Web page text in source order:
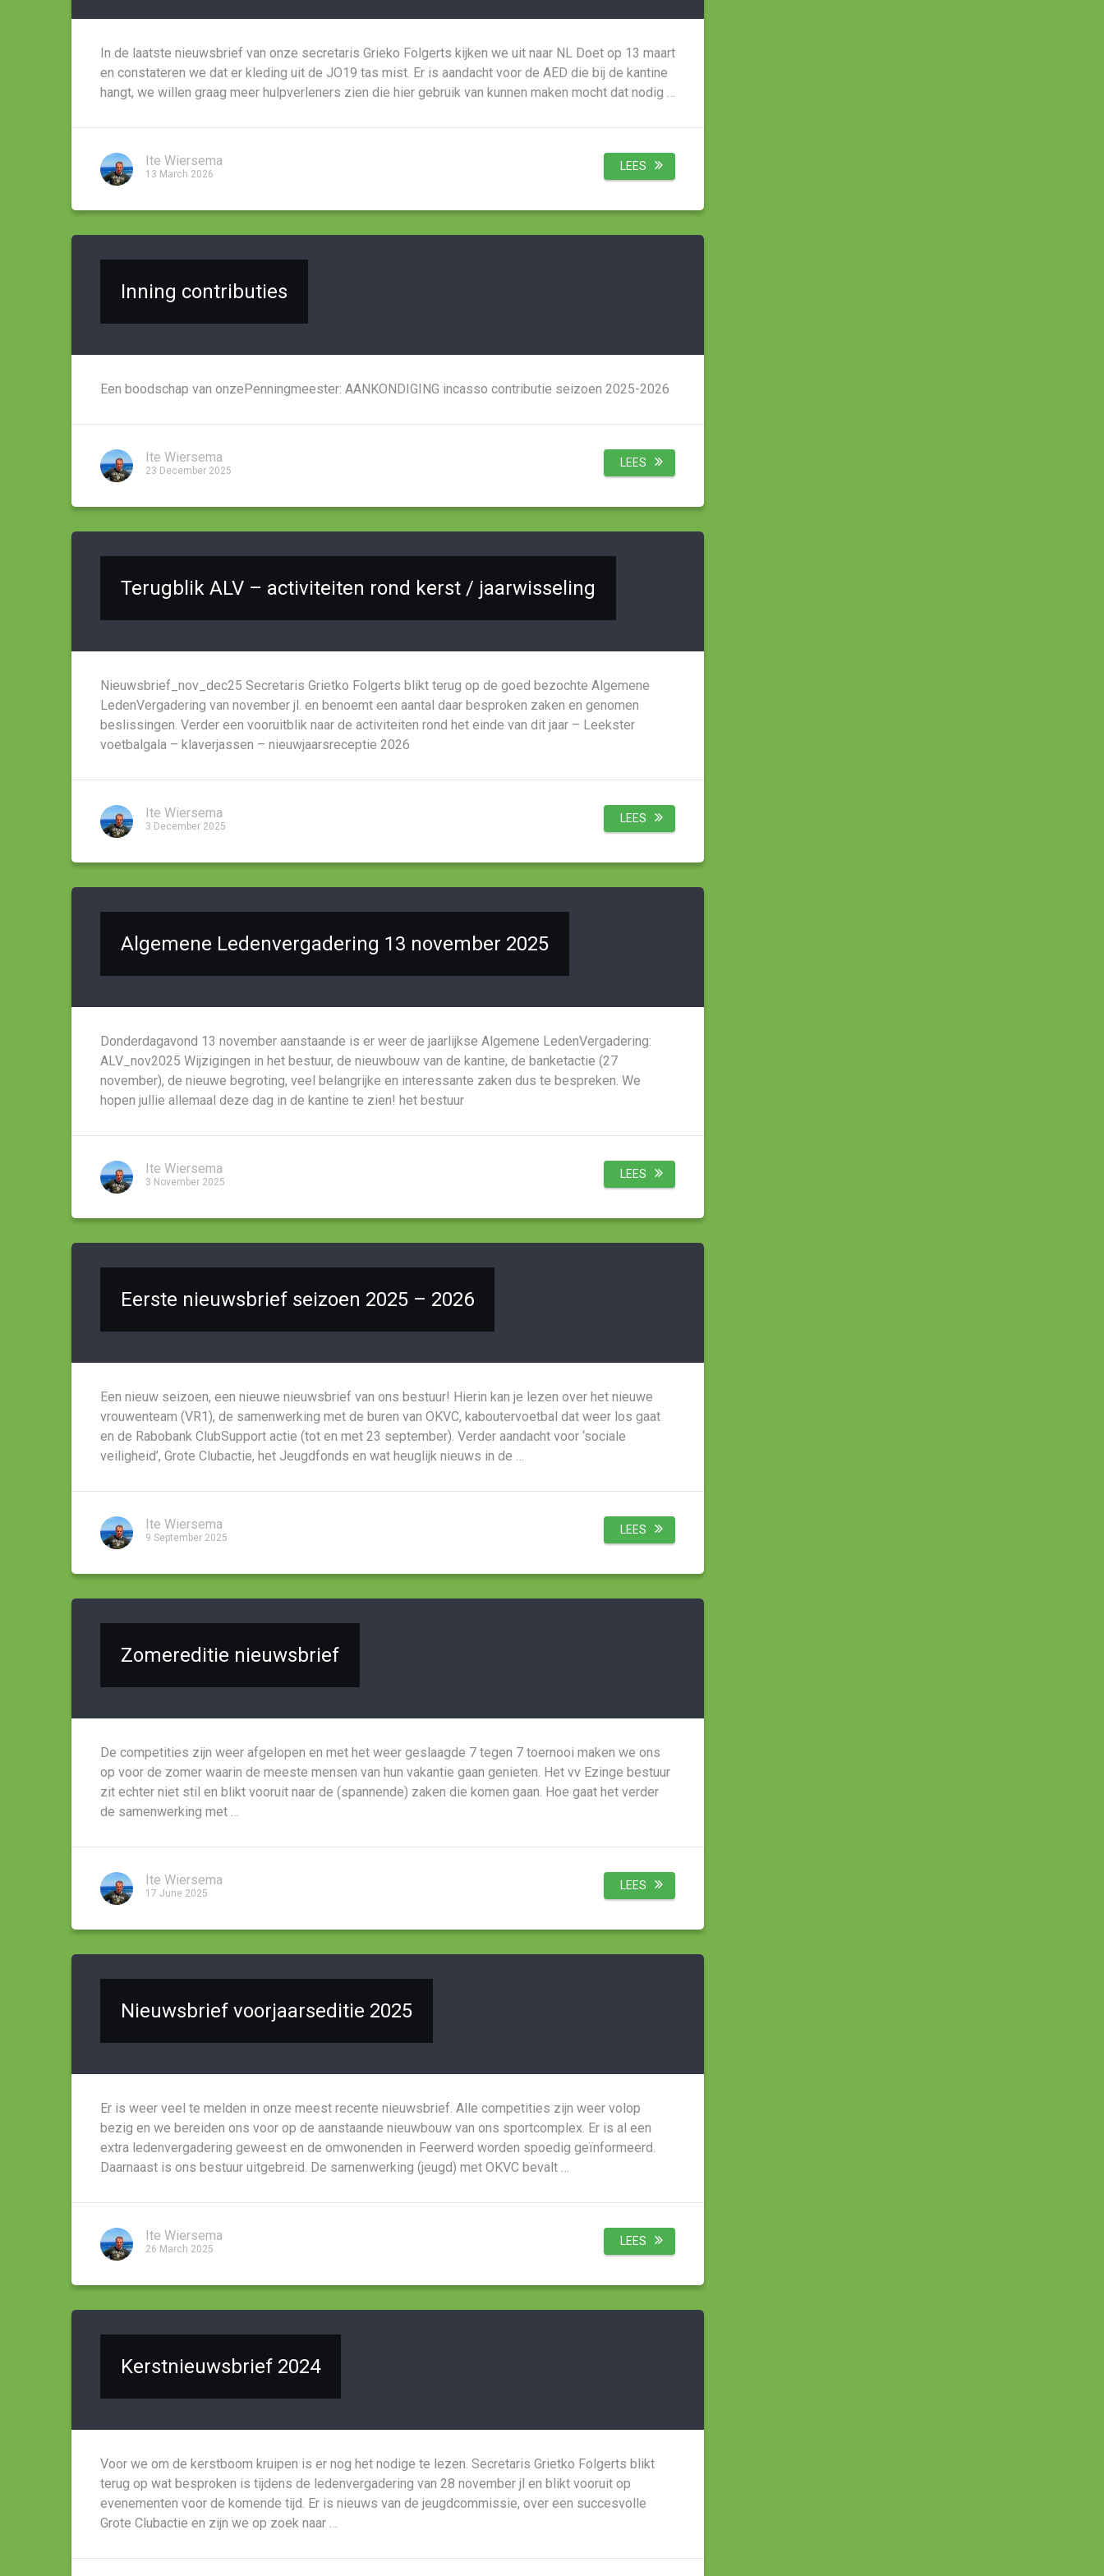
In de laatste nieuwsbrief van onze secretaris Grieko Folgerts kijken we uit naar NL Doet op 13 maart
en constateren we dat er kleding uit de JO19 tas mist. Er is aandacht voor de AED die bij de kantine
hangt, we willen graag meer hulpverleners zien die hier gebruik van kunnen maken mocht dat nodig …
LEES
Ite Wiersema
13 March 2026
Inning contributies
Een boodschap van onzePenningmeester: AANKONDIGING incasso contributie seizoen 2025-2026
LEES
Ite Wiersema
23 December 2025
Terugblik ALV – activiteiten rond kerst / jaarwisseling
Nieuwsbrief_nov_dec25 Secretaris Grietko Folgerts blikt terug op de goed bezochte Algemene
LedenVergadering van november jl. en benoemt een aantal daar besproken zaken en genomen
beslissingen. Verder een vooruitblik naar de activiteiten rond het einde van dit jaar – Leekster
voetbalgala – klaverjassen – nieuwjaarsreceptie 2026
LEES
Ite Wiersema
3 December 2025
Algemene Ledenvergadering 13 november 2025
Donderdagavond 13 november aanstaande is er weer de jaarlijkse Algemene LedenVergadering:
ALV_nov2025 Wijzigingen in het bestuur, de nieuwbouw van de kantine, de banketactie (27
november), de nieuwe begroting, veel belangrijke en interessante zaken dus te bespreken. We
hopen jullie allemaal deze dag in de kantine te zien! het bestuur
LEES
Ite Wiersema
3 November 2025
Eerste nieuwsbrief seizoen 2025 – 2026
Een nieuw seizoen, een nieuwe nieuwsbrief van ons bestuur! Hierin kan je lezen over het nieuwe
vrouwenteam (VR1), de samenwerking met de buren van OKVC, kaboutervoetbal dat weer los gaat
en de Rabobank ClubSupport actie (tot en met 23 september). Verder aandacht voor ‘sociale
veiligheid’, Grote Clubactie, het Jeugdfonds en wat heuglijk nieuws in de …
LEES
Ite Wiersema
9 September 2025
Zomereditie nieuwsbrief
De competities zijn weer afgelopen en met het weer geslaagde 7 tegen 7 toernooi maken we ons
op voor de zomer waarin de meeste mensen van hun vakantie gaan genieten. Het vv Ezinge bestuur
zit echter niet stil en blikt vooruit naar de (spannende) zaken die komen gaan. Hoe gaat het verder
de samenwerking met …
LEES
Ite Wiersema
17 June 2025
Nieuwsbrief voorjaarseditie 2025
Er is weer veel te melden in onze meest recente nieuwsbrief. Alle competities zijn weer volop
bezig en we bereiden ons voor op de aanstaande nieuwbouw van ons sportcomplex. Er is al een
extra ledenvergadering geweest en de omwonenden in Feerwerd worden spoedig geïnformeerd.
Daarnaast is ons bestuur uitgebreid. De samenwerking (jeugd) met OKVC bevalt …
LEES
Ite Wiersema
26 March 2025
Kerstnieuwsbrief 2024
Voor we om de kerstboom kruipen is er nog het nodige te lezen. Secretaris Grietko Folgerts blikt
terug op wat besproken is tijdens de ledenvergadering van 28 november jl en blikt vooruit op
evenementen voor de komende tijd. Er is nieuws van de jeugdcommissie, over een succesvolle
Grote Clubactie en zijn we op zoek naar …